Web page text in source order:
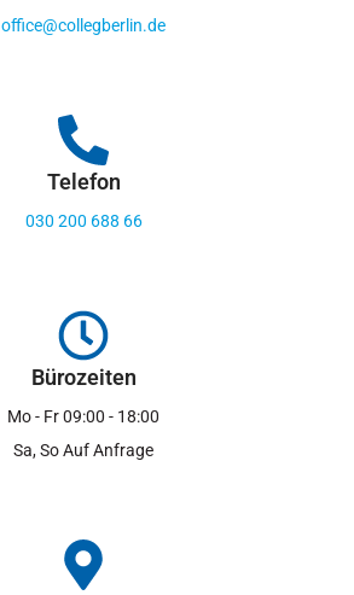
office@collegberlin.de
Telefon
030 200 688 66
Bürozeiten
Mo - Fr 09:00 - 18:00
Sa, So Auf Anfrage